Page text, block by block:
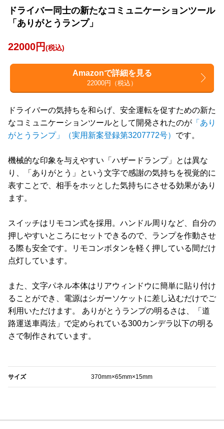
ドライバー同士の新たなコミュニケーションツール
「ありがとうランプ」
22000円(税込)
Amazonで詳細を見る
22000円（税込）
ドライバーの気持ちを和らげ、安全運転を促すための新た
なコミュニケーションツールとして開発されたのが 「あり
がとうランプ」（実用新案登録第3207772号） です。
機械的な印象を与えやすい「ハザードランプ」とは異な
り、「ありがとう」という文字で感謝の気持ちを視覚的に
表すことで、相手をホッとした気持ちにさせる効果があり
ます。
スイッチはリモコン式を採用。ハンドル周りなど、自分の
押しやすいところにセットできるので、ランプを作動させ
る際も安全です。リモコンボタンを軽く押している間だけ
点灯しています。
また、文字パネル本体はリアウィンドウに簡単に貼り付け
ることができ、電源はシガーソケットに差し込むだけでご
利用いただけます。 ありがとうランプの明るさは、「道
路運送車両法」で定められている300カンデラ以下の明る
さで制作されています。
‎サイズ 370mm×65mm×15mm